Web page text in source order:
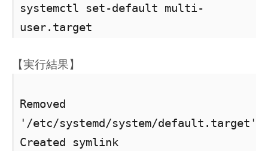
systemctl set-default multi-
user.target
【実行結果】
Removed
'/etc/systemd/system/default.target'.
Created symlink